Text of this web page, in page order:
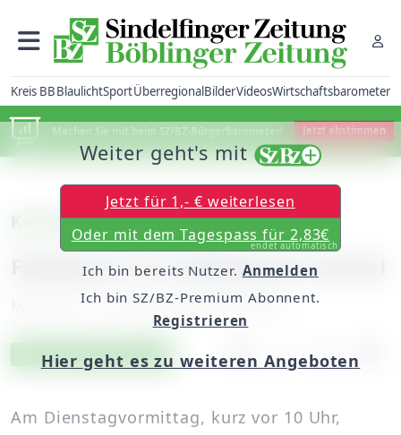
Kreis BBBlaulichtSportÜberregionalBilderVideosWirtschaftsbarometer
Machen Sie mit beim SZ/BZ-Bürgerbarometer! Jetzt abstimmen
Kreis Böblingen: Autobahn
Fehlalarm im Schönbuch-Tunnel
Mittwoch, 12. August 2009, 00:00 Uhr
Artikel vorlesen
Exklusiv für Abonnenten
Am Dienstagvormittag, kurz vor 10 Uhr,
Weiter geht's mit
Jetzt für 1,- € weiterlesen
Oder mit dem Tagespass für 2,83€
endet automatisch
Ich bin bereits Nutzer. Anmelden
Ich bin SZ/BZ-Premium Abonnent.
Registrieren
Hier geht es zu weiteren Angeboten